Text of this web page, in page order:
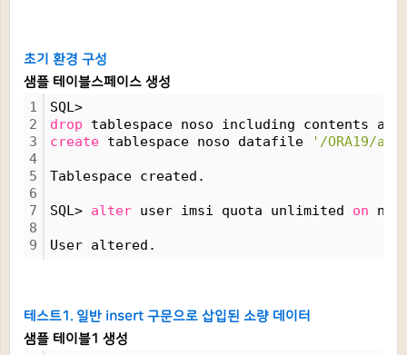
초기 환경 구성
샘플 테이블스페이스 생성
1
2
3
4
5
6
7
8
9
SQL>
drop tablespace noso including contents
create tablespace noso datafile '/ORA19/
Tablespace created.
SQL> alter user imsi quota unlimited on
User altered.
테스트1. 일반 insert 구문으로 삽입된 소량 데이터
샘플 테이블1 생성